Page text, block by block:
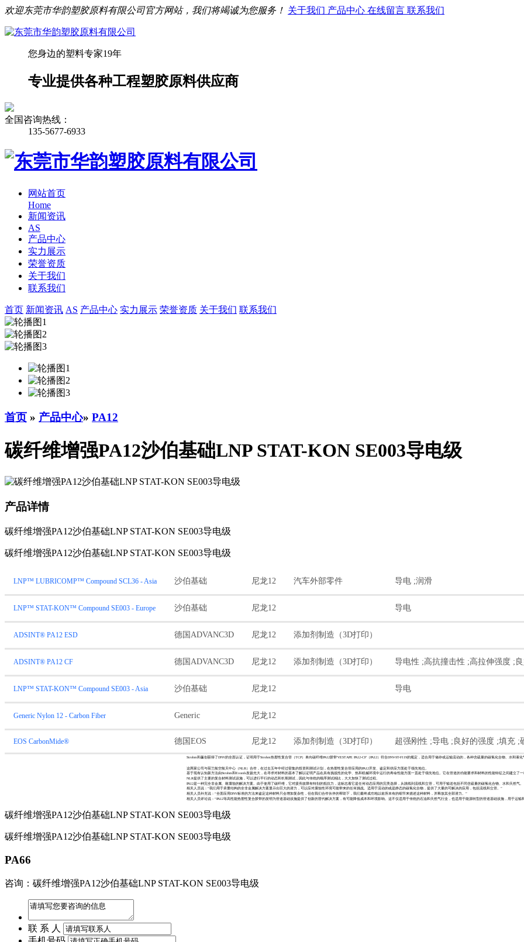
欢迎东莞市华韵塑胶原料有限公司官方网站，我们将竭诚为您服务！ 关于我们 产品中心 在线留言 联系我们
您身边的塑料专家19年
专业提供各种工程塑胶原料供应商
全国咨询热线：
135-5677-6933
网站首页
Home
新闻资讯
AS
产品中心
实力展示
荣誉资质
关于我们
联系我们
首页 新闻资讯 AS 产品中心 实力展示 荣誉资质 关于我们 联系我们
首页 » 产品中心» PA12
碳纤维增强PA12沙伯基础LNP STAT-KON SE003导电级
产品详情
碳纤维增强PA12沙伯基础LNP STAT-KON SE003导电级
碳纤维增强PA12沙伯基础LNP STAT-KON SE003导电级
LNP™ LUBRICOMP™ Compound SCL36 - Asia 沙伯基础 尼龙12 汽车外部零件 导电 ;润滑
LNP™ STAT-KON™ Compound SE003 - Europe 沙伯基础 尼龙12 导电
ADSINT® PA12 ESD 德国ADVANC3D 尼龙12 添加剂制造（3D打印）
ADSINT® PA12 CF 德国ADVANC3D 尼龙12 添加剂制造（3D打印） 导电性 ;高抗撞击性 ;高拉伸强度 ;
LNP™ STAT-KON™ Compound SE003 - Asia 沙伯基础 尼龙12 导电
Generic Nylon 12 - Carbon Fiber Generic 尼龙12
EOS CarbonMide® 德国EOS 尼龙12 添加剂制造（3D打印） 超强刚性 ;导电 ;良好的强度 ;填充 ;
Strohm和赢创获得了DNV的全面认证，证明用于Strohm热塑性复合管（TCP）单向碳纤维PA12胶带'VESTAPE PA12-CF'（PA12）符合DNV-ST-F119的规定，适合用于储存或运输流动的，各种含硫量的碳氢化合物、水和液化
这两家公司与荷兰航空航天中心（NLR）合作，在过去五年中经过密集的投资和测试计划，在热塑性复合管应用的PA12开发、鉴定和供应方面处于领先地位。
基于现有认知新方法由Strohm和Evonik发扬光大，在寻求对材料的基本了解以证明产品在具有挑战性的化学、热和机械环境中运行的寿命性能方面一直处于领先地位。它在管道的功能要求和材料的性能特征之间建立了一
NLR提供了主要的复合材料测试设施，可以进行平行的动态和长期测试，因此与传统的顺序测试相比，大大加快了测试过程。
PA12是一种完全非金属、耐腐蚀的解决方案。由于使用了碳纤维，它对疲劳故障有特别的抵抗力，这标志着它是任何动态应用的完美选择，从跳线到流线和立管，可用于输送包括不同含硫量的碳氢化合物、水和天然气。
相关人员说：“我们用于承重结构的全非金属解决方案显示出巨大的潜力，可以应对腐蚀性环境可能带来的任何挑战。适用于流动的或是静态的碳氢化合物，提供了大量的可解决的应用，包括流线和立管。”
相关人员补充说：“全面应用DNV标准的方法来鉴定这种材料只会增加复杂性，但在我们合作伙伴的帮助下，我们最终成功地以前所未有的细节来描述这种材料，并释放其全部潜力。”
相关人员评论说：“PA12等高性能热塑性复合胶带的发明为管道基础设施提供了创新的替代解决方案，有可能降低成本和环境影响。这不仅适用于传统的石油和天然气行业，也适用于能源转型的管道基础设施，用于运输
碳纤维增强PA12沙伯基础LNP STAT-KON SE003导电级
碳纤维增强PA12沙伯基础LNP STAT-KON SE003导电级
PA66
咨询：碳纤维增强PA12沙伯基础LNP STAT-KON SE003导电级
联 系 人